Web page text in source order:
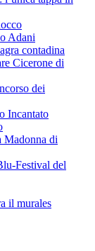
Adani
contadina
Cicerone di
dei
Incantato
Madonna di
Festival del
il murales